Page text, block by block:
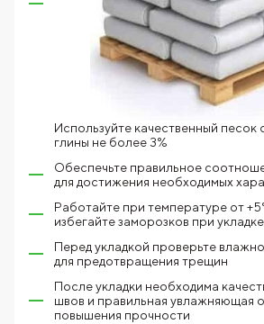
Используйте качественный
глины не более 3%
Обеспечьте правильное
для достижения необходимых
Работайте при температуре от
избегайте заморозков при укладке
Перед укладкой проверьте
для предотвращения трещин
После укладки необходима
швов и правильная увлажняющая
повышения прочности